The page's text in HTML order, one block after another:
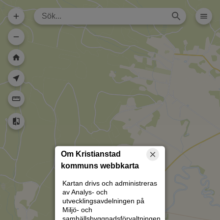
Dela karta (lång
url)
Dela karta
Skriv ut
Om kartan
Kristianstad
Rita
Om Kristianstad
kommuns webbkarta
Kartan drivs och administreras
av Analys- och
utvecklingsavdelningen på
Miljö- och
samhällsbyggnadsförvaltningen.